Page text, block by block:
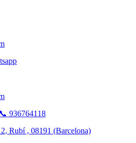
📞 936764118
Rubí , 08191 (Barcelona)